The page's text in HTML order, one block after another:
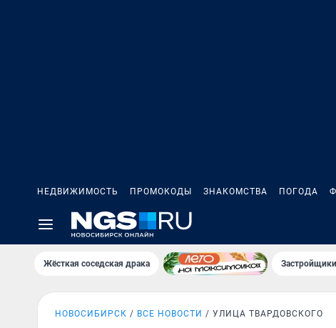
НЕДВИЖИМОСТЬ ПРОМОКОДЫ ЗНАКОМСТВА ПОГОДА
Жёсткая соседская драка
НОВОСИБИРСК ВСЕ НОВОСТИ УЛИЦА ТВАРДОВСКОГО